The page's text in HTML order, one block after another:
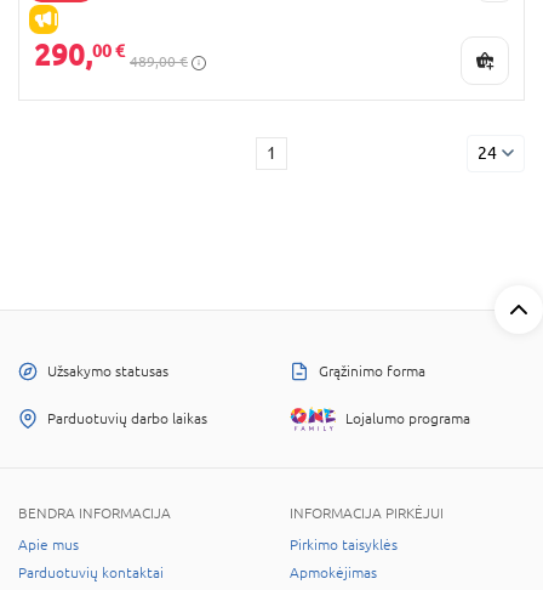
IŠPARDAVIMAS
290,00 €
489,00 €
1 24
Užsakymo statusas Grąžinimo forma
Parduotuvių darbo laikas Lojalumo programa
BENDRA INFORMACIJA
Apie mus
Parduotuvių kontaktai
INFORMACIJA PIRKĖJUI
Pirkimo taisyklės
Apmokėjimas